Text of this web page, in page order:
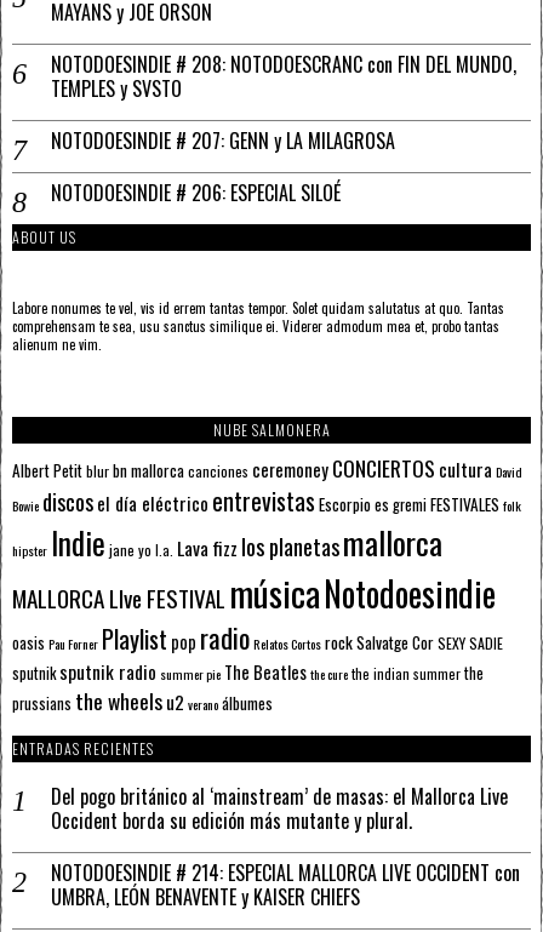
MAYANS y JOE ORSON
NOTODOESINDIE # 208: NOTODOESCRANC con FIN DEL MUNDO,
TEMPLES y SVSTO
NOTODOESINDIE # 207: GENN y LA MILAGROSA
NOTODOESINDIE # 206: ESPECIAL SILOÉ
ABOUT US
Labore nonumes te vel, vis id errem tantas tempor. Solet quidam salutatus at quo. Tantas
comprehensam te sea, usu sanctus similique ei. Viderer admodum mea et, probo tantas
alienum ne vim.
NUBE SALMONERA
Albert Petitblurbn mallorcacanciones ceremoneyCONCIERTOS cultura David
Bowie discosel día eléctrico entrevistas Escorpioes gremiFESTIVALES folk
hipster Indie jane yo l.a. Lava fizz los planetasmallorca
MALLORCA LIve FESTIVAL músicaNotodoesindie
oasis Pau Forner Playlist pop radioRelatos CortosrockSalvatge CorSEXY SADIE
sputnik sputnik radio summer pie The Beatlesthe curethe indian summerthe
prussians the wheelsu2 veranoálbumes
ENTRADAS RECIENTES
Del pogo británico al ‘mainstream’ de masas: el Mallorca Live
Occident borda su edición más mutante y plural.
NOTODOESINDIE # 214: ESPECIAL MALLORCA LIVE OCCIDENT con
UMBRA, LEÓN BENAVENTE y KAISER CHIEFS